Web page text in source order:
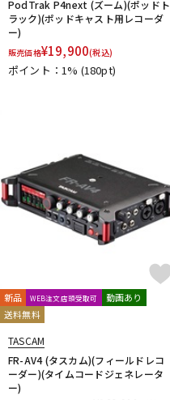
PodTrak P4next (ズーム)(ポッドト
ラック)(ポッドキャスト用レコーダ
ー)
販売価格¥19,900(税込)
ポイント：1% (180pt)
新品 WEB注文店頭受取可
動画あり
送料無料
TASCAM
FR-AV4 (タスカム)(フィールドレコ
ーダー)(タイムコードジェネレータ
ー)